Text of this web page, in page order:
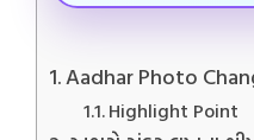
Aadhar Photo
Highlight Point